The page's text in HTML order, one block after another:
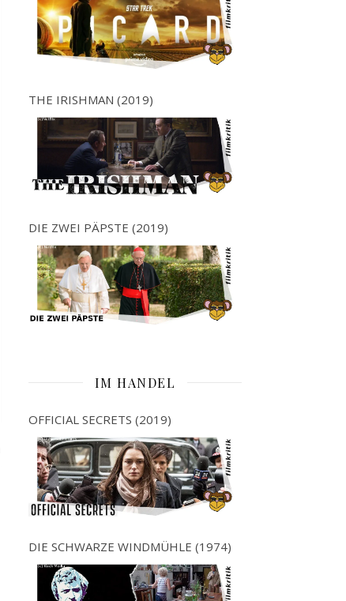
THE IRISHMAN (2019)
DIE ZWEI PÄPSTE (2019)
IM HANDEL
OFFICIAL SECRETS (2019)
DIE SCHWARZE WINDMÜHLE (1974)